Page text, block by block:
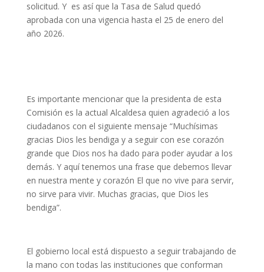
solicitud. Y es así que la Tasa de Salud quedó
aprobada con una vigencia hasta el 25 de enero del
año 2026.
Es importante mencionar que la presidenta de esta
Comisión es la actual Alcaldesa quien agradeció a los
ciudadanos con el siguiente mensaje “Muchísimas
gracias Dios les bendiga y a seguir con ese corazón
grande que Dios nos ha dado para poder ayudar a los
demás. Y aquí tenemos una frase que debemos llevar
en nuestra mente y corazón El que no vive para servir,
no sirve para vivir. Muchas gracias, que Dios les
bendiga”.
El gobierno local está dispuesto a seguir trabajando de
la mano con todas las instituciones que conforman